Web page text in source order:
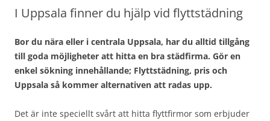
I Uppsala finner du hjälp vid flyttstädning
Bor du nära eller i centrala Uppsala, har du alltid tillgång
till goda möjligheter att hitta en bra städfirma. Gör en
enkel sökning innehållande; Flyttstädning, pris och
Uppsala så kommer alternativen att radas upp.
Det är inte speciellt svårt att hitta flyttfirmor som erbjuder